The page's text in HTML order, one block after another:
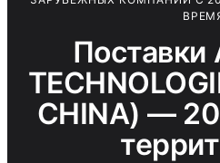
Поставки
CHINA) —